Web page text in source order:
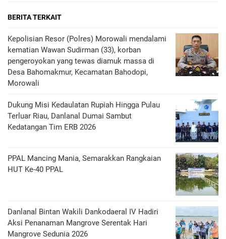
BERITA TERKAIT
Kepolisian Resor (Polres) Morowali mendalami
kematian Wawan Sudirman (33), korban
pengeroyokan yang tewas diamuk massa di
Desa Bahomakmur, Kecamatan Bahodopi,
Morowali
Dukung Misi Kedaulatan Rupiah Hingga Pulau
Terluar Riau, Danlanal Dumai Sambut
Kedatangan Tim ERB 2026
PPAL Mancing Mania, Semarakkan Rangkaian
HUT Ke-40 PPAL
Danlanal Bintan Wakili Dankodaeral IV Hadiri
Aksi Penanaman Mangrove Serentak Hari
Mangrove Sedunia 2026